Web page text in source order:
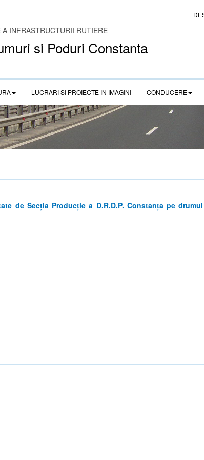
INFRASTRUCTURII RUTIERE
si Poduri Constanta
LUCRARI SI PROIECTE IN IMAGINI CONDUCERE
de Secția Producție a D.R.D.P. Constanța pe